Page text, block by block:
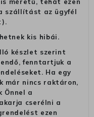
szállítást az ügyfél
kis hibái.
készlet szerint
fenntartjuk a
Ha egy
már nincs raktáron,
Önnel a
cserélni a
ezen